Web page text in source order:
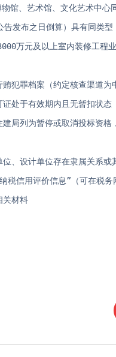
馆、艺术馆、文化艺术中心
发布之日倒算）具有同类
万元及以上室内装修工程
犯罪档案（约定核查渠道为
处于有效期内且无暂扣状态
局列为暂停或取消投标资
、设计单位存在隶属关系或
信用评价信息”（可在税务
关材料